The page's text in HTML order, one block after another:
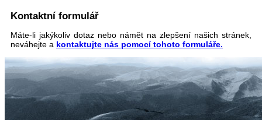
Kontaktní formulář
Máte-li jakýkoliv dotaz nebo námět na zlepšení našich stránek,
neváhejte a kontaktujte nás pomocí tohoto formuláře.